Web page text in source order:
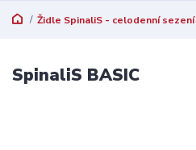
Židle SpinaliS - celodenní sezení
SpinaliS BASIC